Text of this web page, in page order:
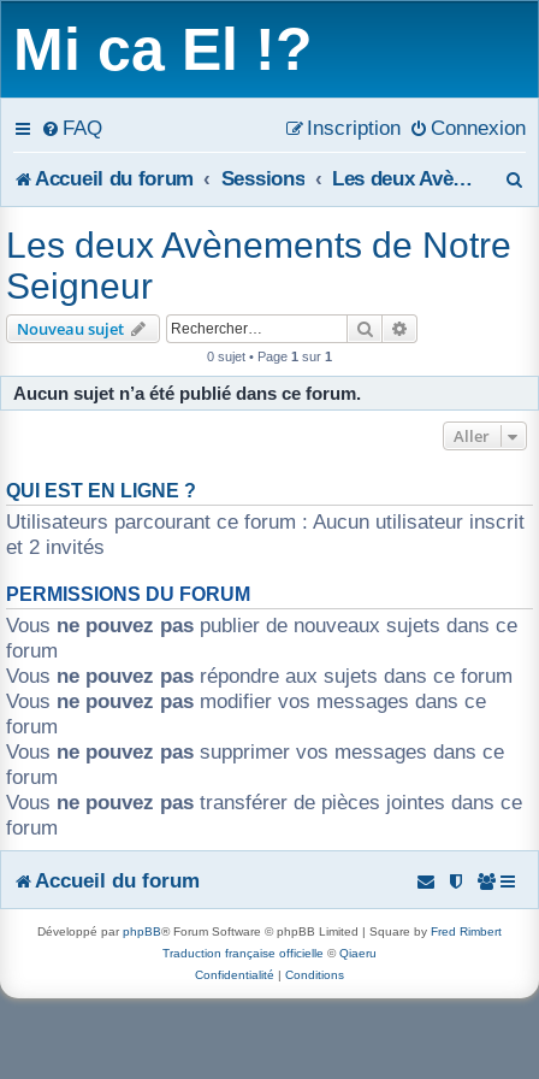
Mi ca El !?
FAQ Connexion
Inscription
Accueil du forum Sessions Les deux Avènements de Notre Seigneur
Les deux Avènements de Notre
Seigneur
Nouveau sujet Rechercher
0 sujet • Page 1 sur 1
Aucun sujet n’a été publié dans ce forum.
Aller
QUI EST EN LIGNE ?
Utilisateurs parcourant ce forum : Aucun utilisateur inscrit
et 2 invités
PERMISSIONS DU FORUM
Vous ne pouvez pas publier de nouveaux sujets dans ce
forum
Vous ne pouvez pas répondre aux sujets dans ce forum
Vous ne pouvez pas modifier vos messages dans ce
forum
Vous ne pouvez pas supprimer vos messages dans ce
forum
Vous ne pouvez pas transférer de pièces jointes dans ce
forum
Accueil du forum
Développé parphpBB® Forum Software © phpBB Limited | Square by Fred Rimbert
Traduction française officielle ©Qiaeru
Confidentialité | Conditions